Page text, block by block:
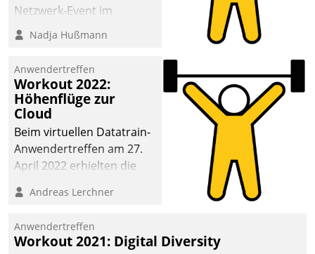
Netzwerk-Event im
Kunden- und Partnerkreis
statt. Zentrale Frage: Wie
Mammutprojekte
meistern und Workloads
wuppen – bei zunehmend
anspruchsvollen
Aufgaben und
abnehmendem
Nadja Hußmann
Anwendertreffen
Workout 2022:
Höhenflüge zur
Cloud
Beim virtuellen Datatrain-
Anwendertreffen am 27.
April 2022 erhielten die
Teilnehmer kurzweilige
Cloud-Strategien und -
Lösungen mit hohem
Andreas Lerchner
Anwendertreffen
Workout 2021: Digital Diversity